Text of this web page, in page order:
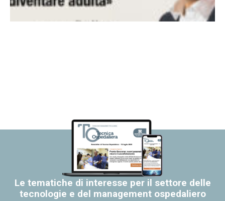
Le tematiche di interesse per il settore delle
tecnologie e del management ospedaliero